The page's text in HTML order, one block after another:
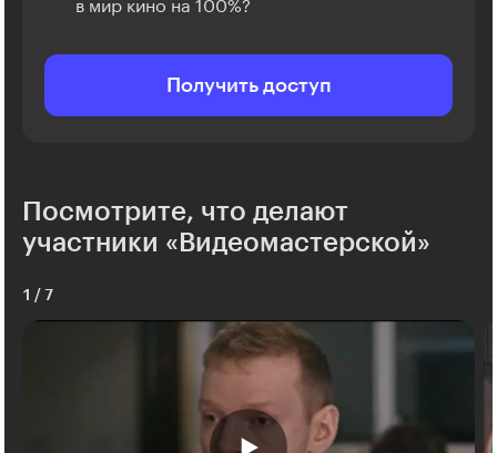
в мир кино на 100%?
Получить доступ
Посмотрите, что делают
участники «Видеомастерской»
1 / 7